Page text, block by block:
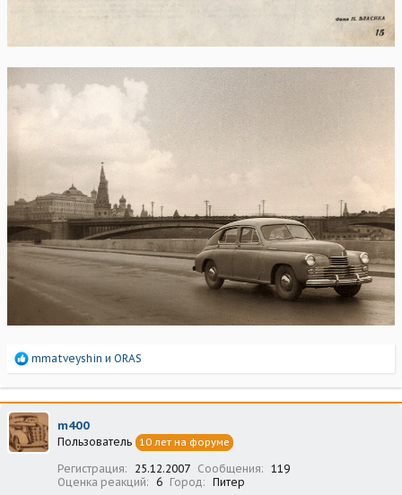
Р
а
к
ц
и
и
mmatveyshin и ORAS
m400
Пользователь 10 лет на форуме
Регистрация 25.12.2007 Сообщения
119
Оценка реакций
6 Город Питер